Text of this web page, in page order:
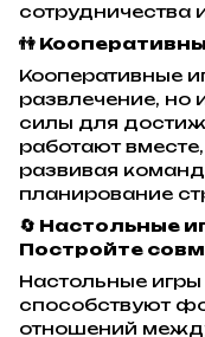
сотрудничества
👫
Кооперативные
развлечение, но
силы для
работают
развивая
планирование
🔄 Настольные
Постройте
Настольные
способствуют
отношений